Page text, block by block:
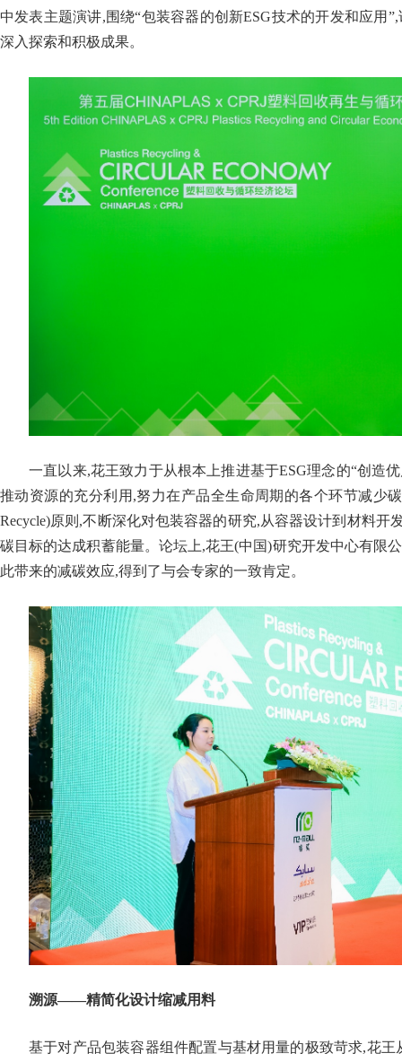
中发表主题演讲,围绕“包装容器的创新ESG技术的开发和应用
深入探索和积极成果。
一直以来,花王致力于从根本上推进基于ESG理念的“创造
推动资源的充分利用,努力在产品全生命周期的各个环节减少碳
Recycle)原则,不断深化对包装容器的研究,从容器设计到材料
碳目标的达成积蓄能量。论坛上,花王(中国)研究开发中心有限
此带来的减碳效应,得到了与会专家的一致肯定。
溯源——精简化设计缩减用料
基于对产品包装容器组件配置与基材用量的极致苛求,花